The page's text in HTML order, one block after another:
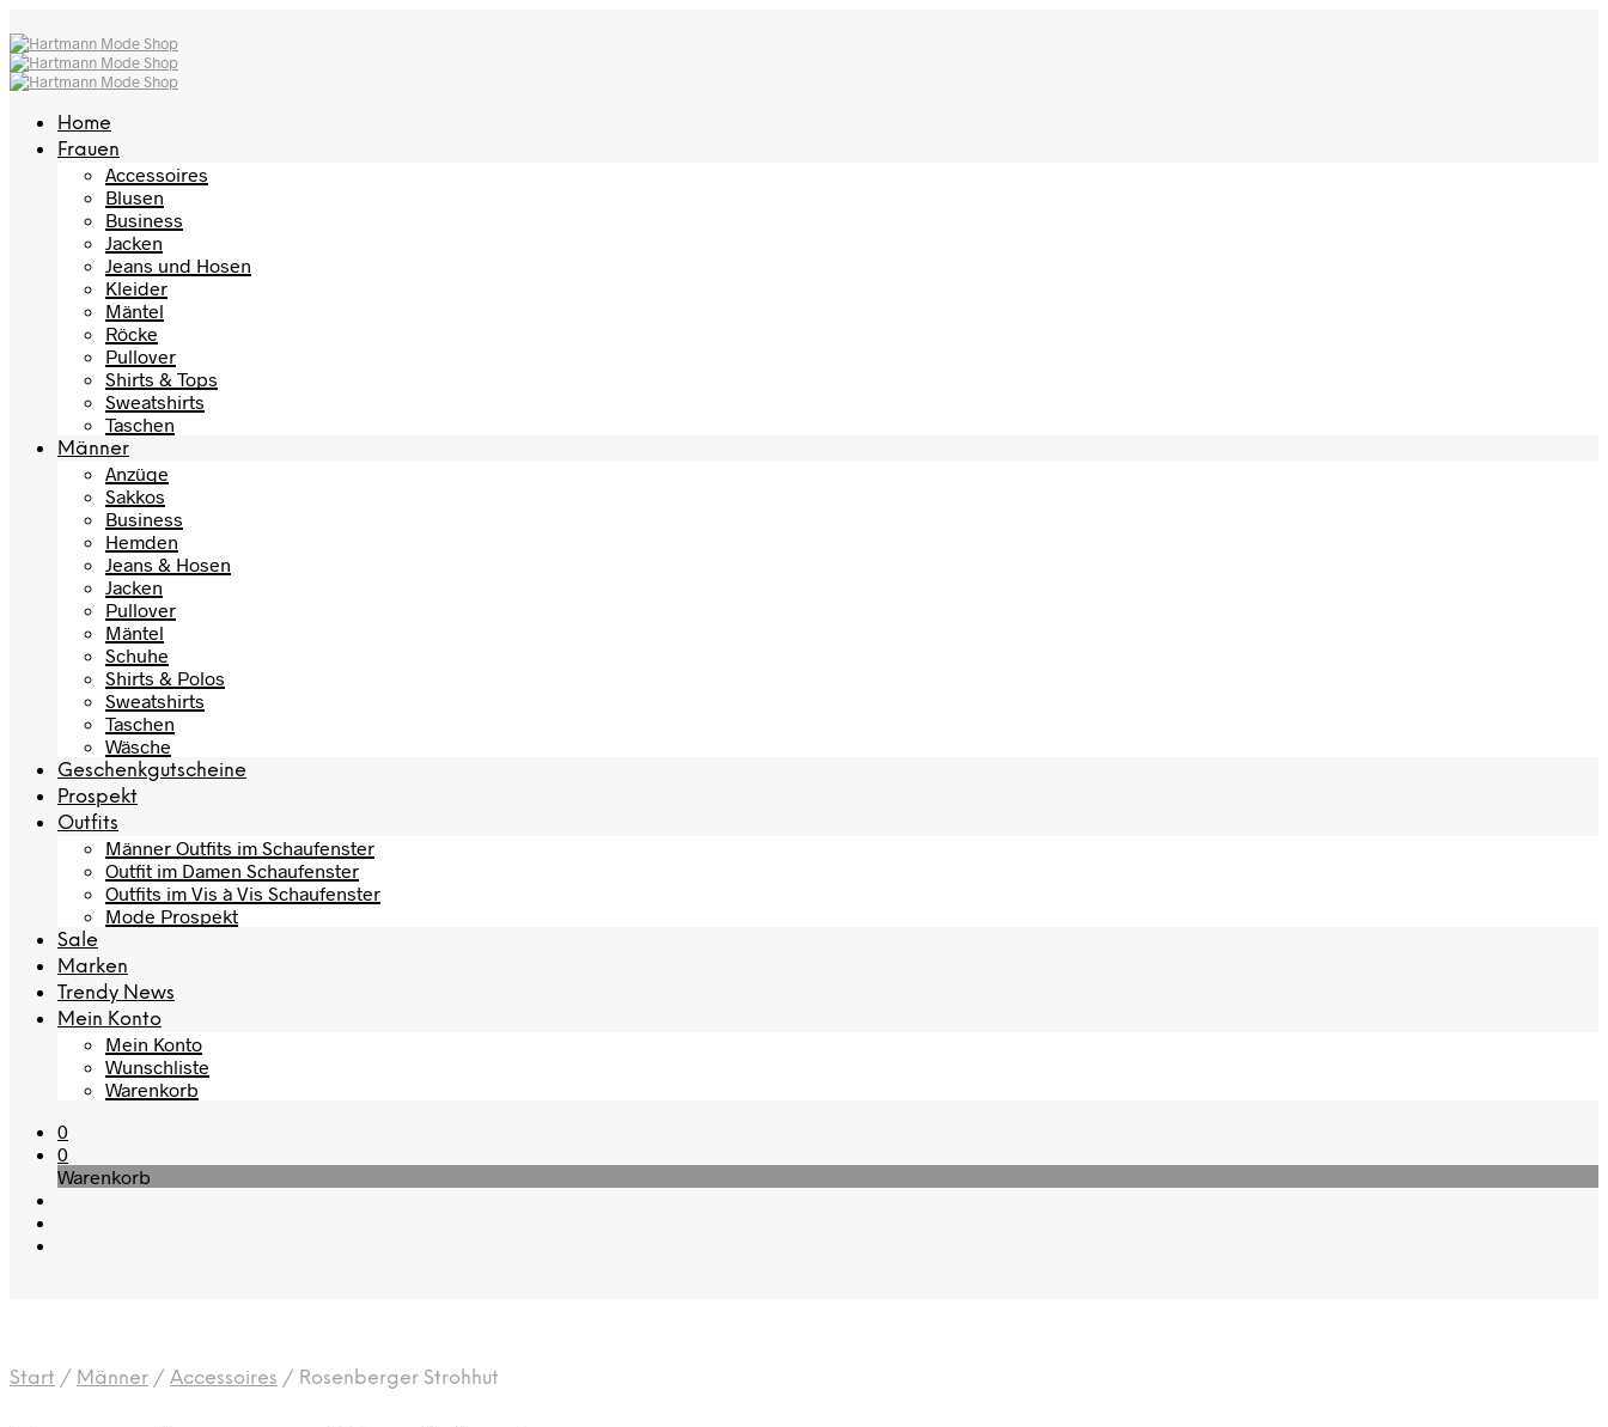
Home
Frauen
Accessoires
Blusen
Business
Jacken
Jeans und Hosen
Kleider
Mäntel
Röcke
Pullover
Shirts & Tops
Sweatshirts
Taschen
Männer
Anzüge
Sakkos
Business
Hemden
Jeans & Hosen
Jacken
Pullover
Mäntel
Schuhe
Shirts & Polos
Sweatshirts
Taschen
Wäsche
Geschenkgutscheine
Prospekt
Outfits
Männer Outfits im Schaufenster
Outfit im Damen Schaufenster
Outfits im Vis à Vis Schaufenster
Mode Prospekt
Sale
Marken
Trendy News
Mein Konto
Mein Konto
Wunschliste
Warenkorb
0
0
Warenkorb
Start / Männer / Accessoires / Rosenberger Strohhut